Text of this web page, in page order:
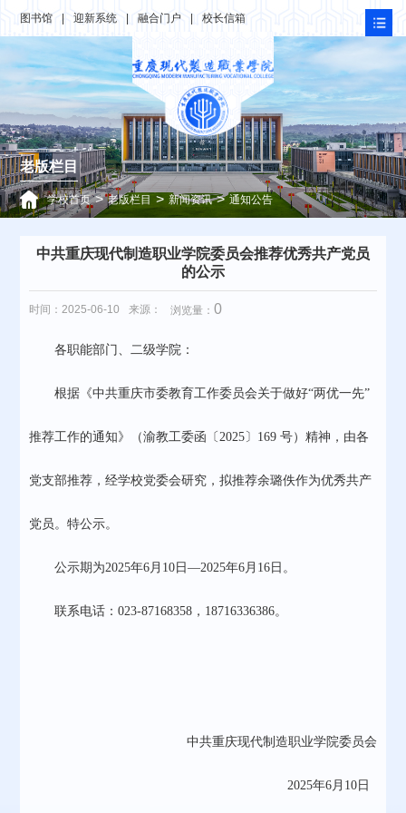
图书馆 迎新系统 融合门户 校长信箱
老版栏目
学校首页 > 老版栏目 > 新闻资讯 > 通知公告
中共重庆现代制造职业学院委员会推荐优秀共产党员
的公示
时间：2025-06-10 来源： 浏览量：0
各职能部门、二级学院：
根据《中共重庆市委教育工作委员会关于做好“两优一先”
推荐工作的通知》（渝教工委函〔2025〕169 号）精神，由各
党支部推荐，经学校党委会研究，拟推荐余璐佚作为优秀共产
党员。特公示。
公示期为2025年6月10日—2025年6月16日。
联系电话：023-87168358，18716336386。
中共重庆现代制造职业学院委员会
2025年6月10日